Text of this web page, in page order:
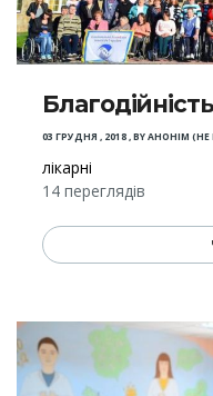
03 ГРУДНЯ , 2018,BYАНОНІМ (НЕ
лікарні
14 переглядів